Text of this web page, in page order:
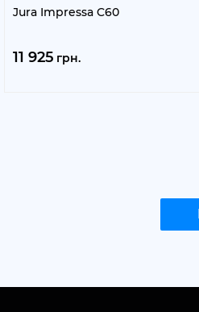
Jura Impressa C60
11 925 грн.